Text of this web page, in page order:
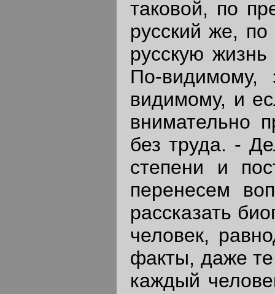
таковой, по
русский же,
русскую
По-видимому,
видимому, и
внимательно
без труда. -
степени и
перенесем
рассказать
человек,
факты, даже
каждый